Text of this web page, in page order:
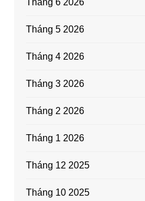
Tháng 5 2026
Tháng 4 2026
Tháng 3 2026
Tháng 2 2026
Tháng 1 2026
Tháng 12 2025
Tháng 10 2025